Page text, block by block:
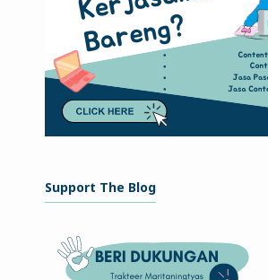
Support The Blog